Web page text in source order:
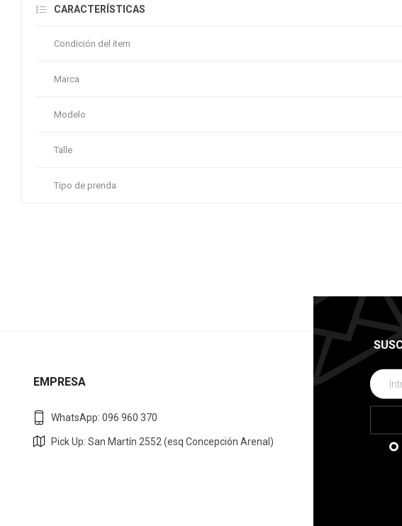
CARACTERÍSTICAS
Condición del ítem
Marca
Modelo
Talle
Tipo de prenda
EMPRESA
WhatsApp: 096 960 370
Pick Up: San Martín 2552 (esq Concepción Arenal)